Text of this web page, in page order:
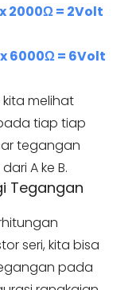
x 2000Ω = 2Volt
x 6000Ω = 6Volt
melihat
tiap tiap
tegangan
A ke B.
Tegangan
seri, kita bisa
pada